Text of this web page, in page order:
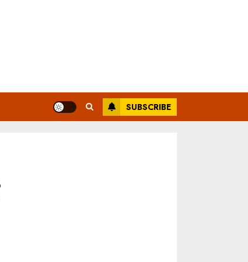
SUBSCRIBE